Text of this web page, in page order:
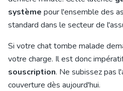
système pour l'ensemble des
standard dans le secteur de
Si votre chat tombe malade
votre charge. Il est donc
souscription. Ne subissez pas
couverture dès aujourd'hui.